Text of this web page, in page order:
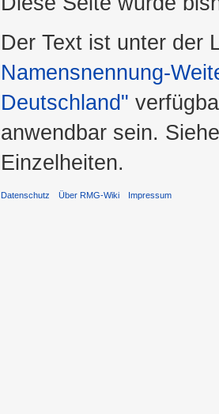
Der Text ist unter der
Namensnennung-
Deutschland"
anwendbar sein.
Einzelheiten.
Datenschutz Über RMG-Wiki Impressum